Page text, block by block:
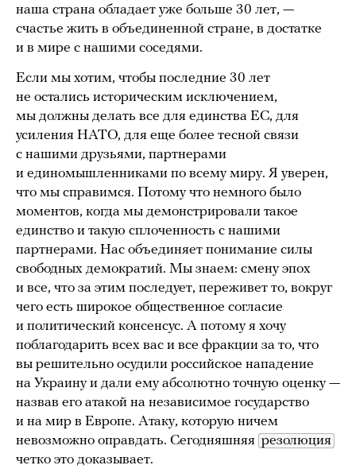
наша страна обладает уже больше 30 лет, —
счастье жить в объединенной стране, в достатке
и в мире с нашими соседями.
Если мы хотим, чтобы последние 30 лет
не остались историческим исключением,
мы должны делать все для единства ЕС, для
усиления НАТО, для еще более тесной связи
с нашими друзьями, партнерами
и единомышленниками по всему миру. Я уверен,
что мы справимся. Потому что немного было
моментов, когда мы демонстрировали такое
единство и такую сплоченность с нашими
партнерами. Нас объединяет понимание силы
свободных демократий. Мы знаем: смену эпох
и все, что за этим последует, переживет то, вокруг
чего есть широкое общественное согласие
и политический консенсус. А потому я хочу
поблагодарить всех вас и все фракции за то, что
вы решительно осудили российское нападение
на Украину и дали ему абсолютно точную оценку —
назвав его атакой на независимое государство
и на мир в Европе. Атаку, которую ничем
невозможно оправдать. Сегодняшняя резолюция
четко это доказывает.